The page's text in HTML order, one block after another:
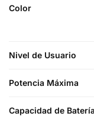
Color
Nivel de Usuario
Potencia Máxima
Capacidad de Batería